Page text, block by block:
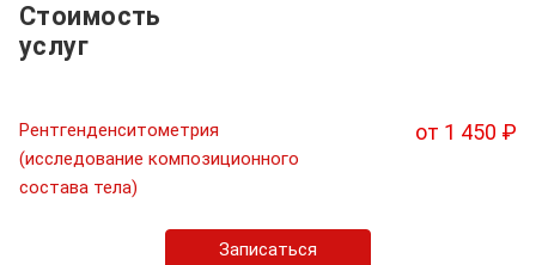
Стоимость
услуг
Рентгенденситометрия
(исследование композиционного
состава тела)
от 1 450 ₽
Записаться